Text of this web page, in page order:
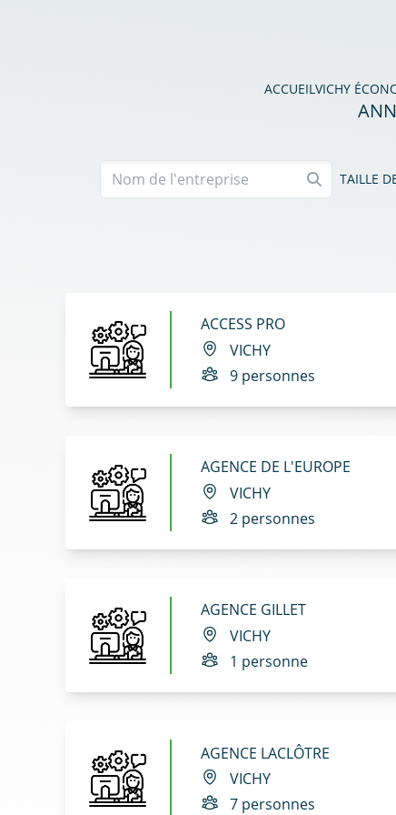
ACCUEILVICHY
TAILLE
ACCESS PRO
VICHY
9 personnes
AGENCE DE L'EUROPE
VICHY
2 personnes
AGENCE GILLET
VICHY
1 personne
AGENCE LACLÔTRE
VICHY
7 personnes